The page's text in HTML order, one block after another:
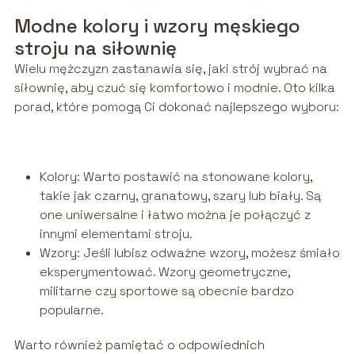
Modne kolory i wzory męskiego
stroju na siłownię
Wielu mężczyzn zastanawia się, jaki strój wybrać na
siłownię, aby czuć się komfortowo i modnie. Oto kilka
porad, które pomogą Ci dokonać najlepszego wyboru:
Kolory: Warto postawić na stonowane kolory,
takie jak czarny, granatowy, szary lub biały. Są
one uniwersalne i łatwo można je połączyć z
innymi elementami stroju.
Wzory: Jeśli lubisz odważne wzory, możesz śmiało
eksperymentować. Wzory geometryczne,
militarne czy sportowe są obecnie bardzo
popularne.
Warto również pamiętać o odpowiednich